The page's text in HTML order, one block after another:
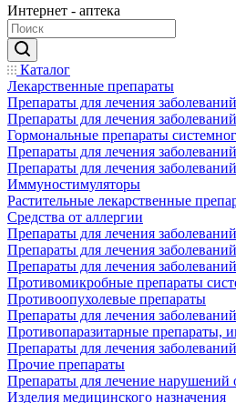
Интернет - аптека
Каталог
Лекарственные препараты
Препараты для лечения
Препараты для лечения
Гормональные препараты
Препараты для лечения
Препараты для лечения
Иммуностимуляторы
Растительные лекарственные
Средства от аллергии
Препараты для лечения
Препараты для лечения
Препараты для лечения
Противомикробные препараты
Противоопухолевые препараты
Препараты для лечения
Противопаразитарные препараты,
Препараты для лечения
Прочие препараты
Препараты для лечение нарушений
Изделия медицинского назначения